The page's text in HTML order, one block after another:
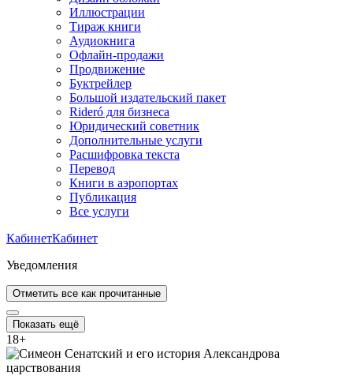
Иллюстрации
Тираж книги
Аудиокнига
Офлайн-продажи
Продвижение
Буктрейлер
Большой издательский пакет
Rideró для бизнеса
Юридический советник
Дополнительные услуги
Расшифровка текста
Перевод
Книги в аэропортах
Публикация
Все услуги
КабинетКабинет
Уведомления
Отметить все как прочитанные
Показать ещё
18+